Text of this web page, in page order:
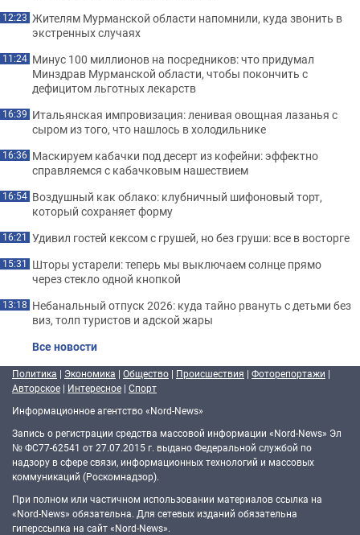
12:23 Жителям Мурманской области напомнили, куда звонить в
экстренных случаях
11:24 Минус 100 миллионов на посредников: что придумал
Минздрав Мурманской области, чтобы покончить с
дефицитом льготных лекарств
16:39 Итальянская импровизация: ленивая овощная лазанья с
сыром из того, что нашлось в холодильнике
16:36 Маскируем кабачки под десерт из кофейни: эффектно
справляемся с кабачковым нашествием
16:54 Воздушный как облако: клубничный шифоновый торт,
который сохраняет форму
16:21 Удивил гостей кексом с грушей, но без груши: все в восторге
15:31 Шторы устарели: теперь мы выключаем солнце прямо
через стекло одной кнопкой
13:18 Небанальный отпуск 2026: куда тайно рвануть с детьми без
виз, толп туристов и адской жары
Все новости
Политика | Экономика | Общество | Происшествия | Фоторепортажи |
Авторское | Интересное | Спорт
Информационное агентство «Nord-News»
Запись о регистрации средства массовой информации «Nord-News» Эл
№ ФС77-62541 от 27.07.2015 г. выдано Федеральной службой по
надзору в сфере связи, информационных технологий и массовых
коммуникаций (Роскомнадзор).
При полном или частичном использовании материалов ссылка на
«Nord-News» обязательна. Для сетевых изданий обязательна
гиперссылка на сайт «Nord-News».